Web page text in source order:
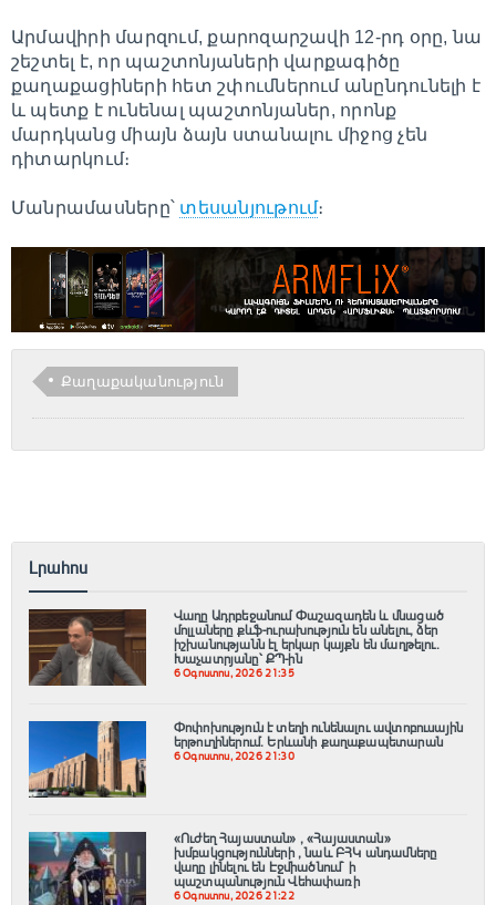
Արմավիրի մարզում, քարոզարշավի 12-րդ օրը, նա
շեշտել է, որ պաշտոնյաների վարքագիծը
քաղաքացիների հետ շփումներում անընդունելի է
և պետք է ունենալ պաշտոնյաներ, որոնք
մարդկանց միայն ձայն ստանալու միջոց չեն
դիտարկում։
Մանրամասները՝ տեսանյութում։
Քաղաքականություն
Լրահոս
Վաղը Ադրբեջանում Փաշազադեն և մնացած
մոլլաները քևֆ-ուրախություն են անելու, ձեր
իշխանությանն էլ երկար կայքն են մաղթելու.
Խաչատրյանը՝ ՔՊ-ին
6 Օգոստոս, 2026 21:35
Փոփոխություն է տեղի ունենալու ավտոբուսային
երթուղիներում․ Երևանի քաղաքապետարան
6 Օգոստոս, 2026 21:30
«Ուժեղ Հայաստան» , «Հայաստան»
խմբակցությունների , նաև ԲՀԿ անդամները
վաղը լինելու են Էջմիածնում` ի
պաշտպանություն Վեհափառի
6 Օգոստոս, 2026 21:22